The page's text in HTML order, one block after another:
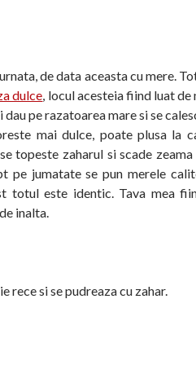
de data aceasta cu mere.
dulce, locul acesteia fiind luat de
dau pe razatoarea mare si se
mai dulce, poate plusa la
topeste zaharul si scade
pe jumatate se pun merele
totul este identic. Tava mea
inalta.
rece si se pudreaza cu zahar.